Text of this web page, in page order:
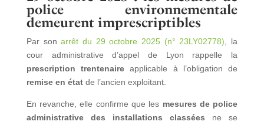
police environnementale
demeurent imprescriptibles
Par sonarrêt du 29 octobre 2025 (n° 23LY02778), la
cour administrative d’appel de Lyon rappelle la
prescription trentenaire applicable à l’obligation de
remise en étatde l’ancien exploitant.
En revanche, elle confirme que les mesures de police
administrative des installations classées ne se